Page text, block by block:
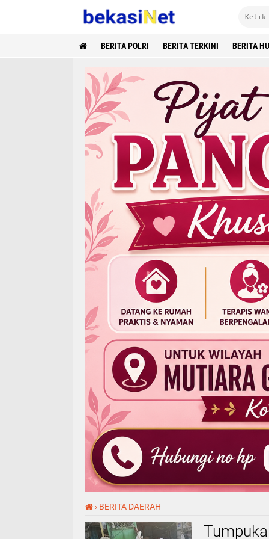
BERITA POLRI BERITA TERKINI BERITA
› BERITA DAERAH